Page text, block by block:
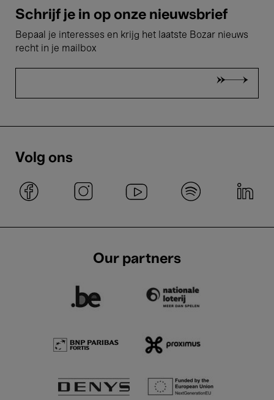
Schrijf je in op onze nieuwsbrief
Bepaal je interesses en krijg het laatste Bozar nieuws
recht in je mailbox
Volg ons
Our partners